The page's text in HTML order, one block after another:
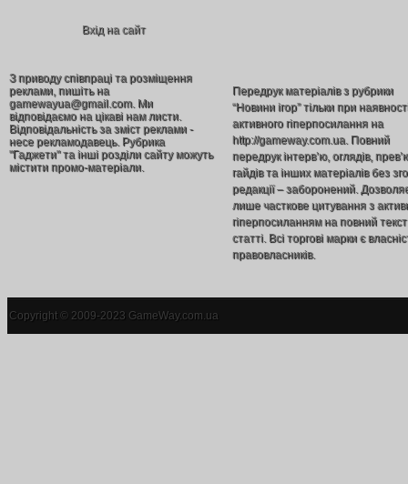
Вхід на сайт
З приводу співпраці та розміщення
реклами, пишіть на
gamewayua@gmail.com. Ми
відповідаємо на цікаві нам листи.
Відповідальність за зміст реклами -
несе рекламодавець. Рубрика
"Гаджети" та інші розділи сайту можуть
містити промо-матеріали.
Передрук матеріалів з рубрики
“Новини ігор” тільки при
активного гіперпосилання на
http://gameway.com.ua. Повний
передрук інтерв’ю, оглядів,
гайдів та інших матеріалів без
редакції – заборонений.
лише часткове цитування з
гіперпосиланням на повний текст
статті. Всі торгові марки є
правовласників.
Copyright © 2009-2023 GameWay.com.ua